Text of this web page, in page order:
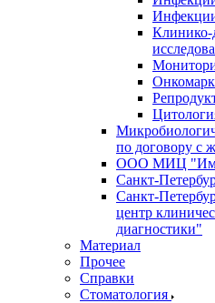
Клинико-
по договору с
ООО МИЦ
Санкт-
Санкт-
центр
диагностики"
Материал
Прочее
Справки
Стоматология